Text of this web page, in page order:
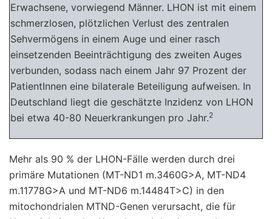
Erwachsene, vorwiegend Männer. LHON ist mit einem
schmerzlosen, plötzlichen Verlust des zentralen
Sehvermögens in einem Auge und einer rasch
einsetzenden Beeinträchtigung des zweiten Auges
verbunden, sodass nach einem Jahr 97 Prozent der
PatientInnen eine bilaterale Beteiligung aufweisen. In
Deutschland liegt die geschätzte Inzidenz von LHON
bei etwa 40-80 Neuerkrankungen pro Jahr.2
Mehr als 90 % der LHON-Fälle werden durch drei
primäre Mutationen (MT-ND1 m.3460G>A, MT-ND4
m.11778G>A und MT-ND6 m.14484T>C) in den
mitochondrialen MTND-Genen verursacht, die für